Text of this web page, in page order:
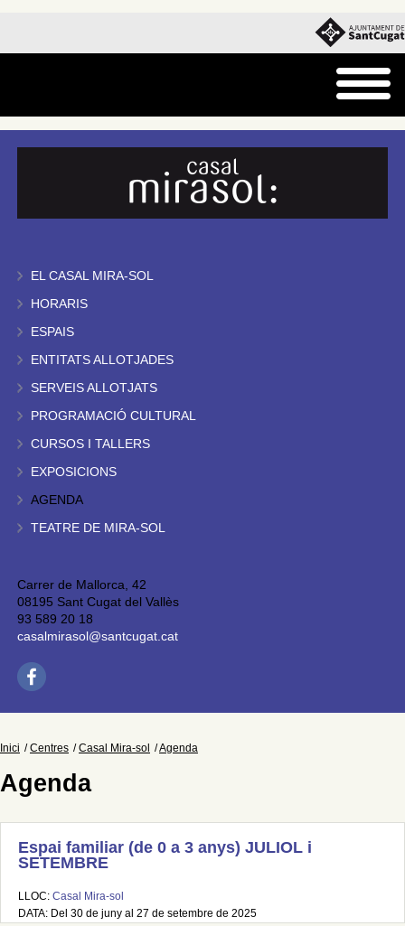
EL CASAL MIRA-SOL
HORARIS
ESPAIS
ENTITATS ALLOTJADES
SERVEIS ALLOTJATS
PROGRAMACIÓ CULTURAL
CURSOS I TALLERS
EXPOSICIONS
AGENDA
TEATRE DE MIRA-SOL
Carrer de Mallorca, 42
08195 Sant Cugat del Vallès
93 589 20 18
casalmirasol@santcugat.cat
Inici Centres Casal Mira-sol Agenda
Agenda
Espai familiar (de 0 a 3 anys) JULIOL i
SETEMBRE
LLOC: Casal Mira-sol
DATA: Del 30 de juny al 27 de setembre de 2025